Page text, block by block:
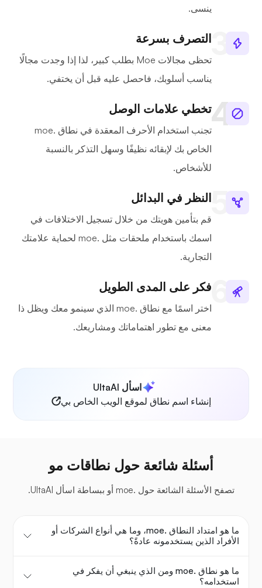
ينسى.
التصرف بسرعة
تحظى مجالات Moe بطلب كبير، لذا إذا وجدت مجالًا
يناسب أسلوبك، فاحصل عليه قبل أن يختفي.
تخطي علامات الوصل
تجنب استخدام الأحرف المعقدة في نطاق .moe
الخاص بك لإبقائه نظيفًا وسهل التذكر بالنسبة
للأشخاص.
النظر في البدائل
قم بتأمين هويتك من خلال تسجيل الاختلافات في
اسمك باستخدام ملحقات مثل .moe لحماية علامتك
التجارية.
فكر على المدى الطويل
اختر اسمًا مع نطاق .moe الذي سينمو معك ويظل ذا
معنى مع تطور اهتماماتك ومشاريعك.
اسأل UltaAI
إنشاء اسم نطاق لموقع الويب الخاص بي
أسئلة شائعة حول نطاقات مو
تصفح الأسئلة الشائعة حول .moe أو ببساطة اسأل UltaAI.
ما هو امتداد النطاق .moe، وما هي أنواع الشركات أو
الأفراد الذين يستخدمونه عادةً؟
ما هو نطاق .moe ومن الذي ينبغي أن يفكر في
استخدامه؟